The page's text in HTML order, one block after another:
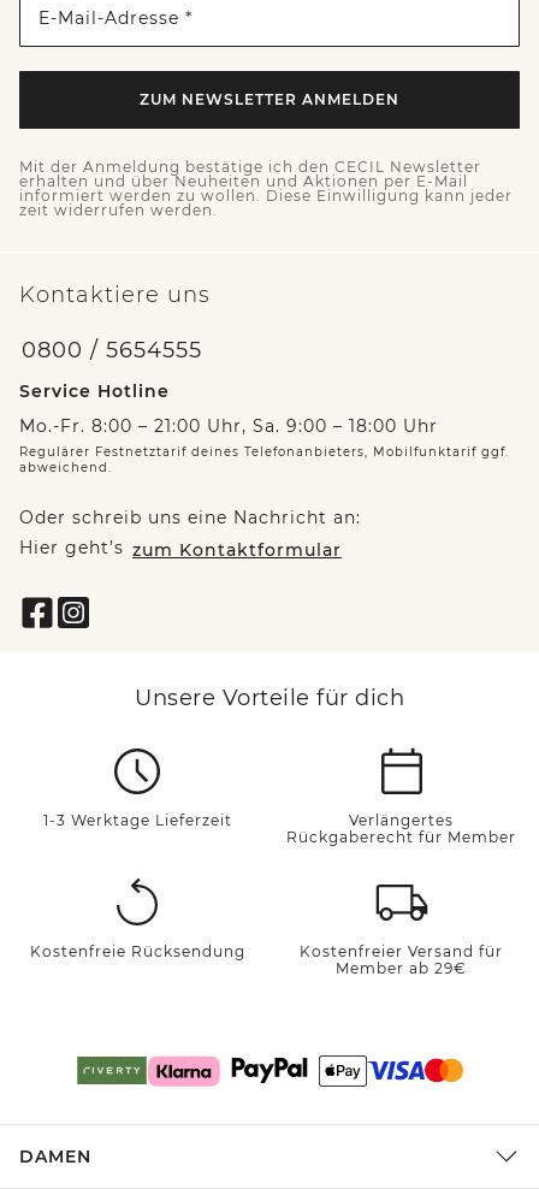
E-Mail-Adresse *
ZUM NEWSLETTER ANMELDEN
Mit der Anmeldung bestätige ich den CECIL Newsletter
erhalten und über Neuheiten und Aktionen per E-Mail
informiert werden zu wollen. Diese Einwilligung kann jeder
zeit widerrufen werden.
Kontaktiere uns
0800 / 5654555
Service Hotline
Mo.-Fr. 8:00 – 21:00 Uhr, Sa. 9:00 – 18:00 Uhr
Regulärer Festnetztarif deines Telefonanbieters, Mobilfunktarif ggf.
abweichend.
Oder schreib uns eine Nachricht an:
Hier geht’s zum Kontaktformular
Unsere Vorteile für dich
1-3 Werktage Lieferzeit
Verlängertes
Rückgaberecht für Member
Kostenfreie Rücksendung
Kostenfreier Versand für
Member ab 29€
DAMEN